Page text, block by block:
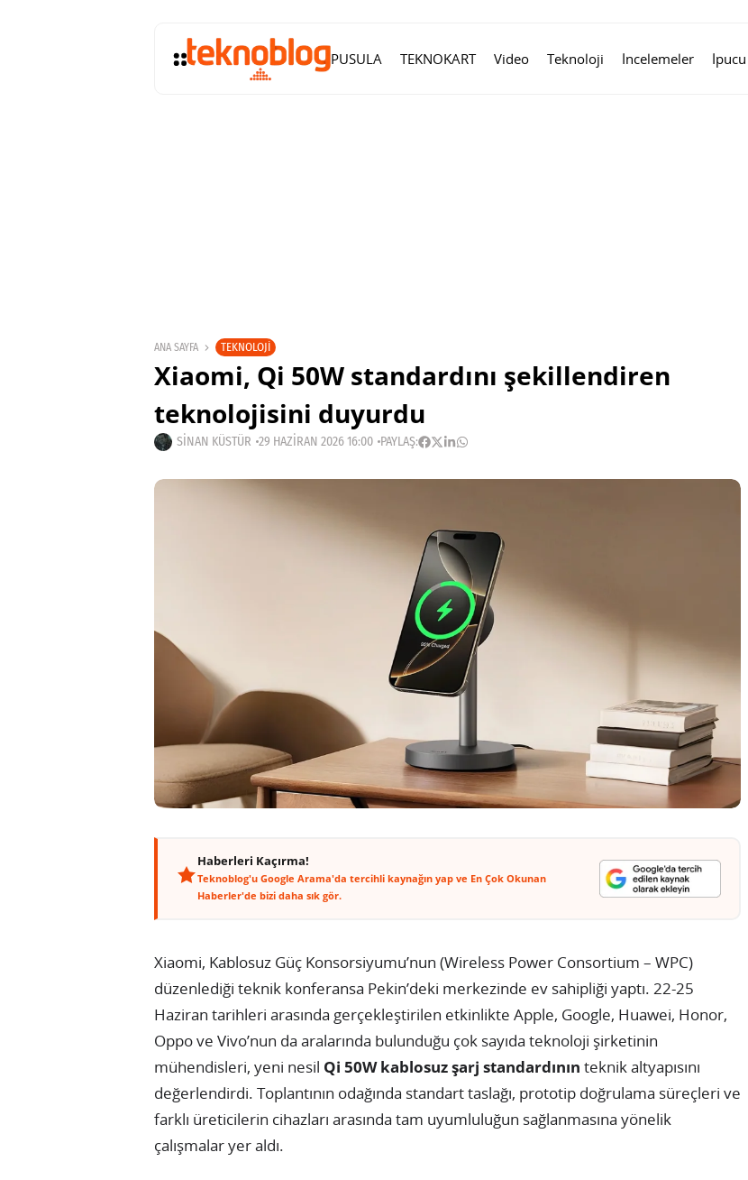
PUSULA TEKNOKART Video Teknoloji İncelemeler İpucu
ANA SAYFA TEKNOLOJI
Xiaomi, Qi 50W standardını şekillendiren
teknolojisini duyurdu
SINAN KÜSTÜR 29 HAZIRAN 2026 16:00 PAYLAŞ:
Haberleri Kaçırma!
Teknoblog'u Google Arama'da tercihli kaynağın yap ve En Çok Okunan
Haberler'de bizi daha sık gör.
Xiaomi, Kablosuz Güç Konsorsiyumu’nun (Wireless Power Consortium – WPC)
düzenlediği teknik konferansa Pekin’deki merkezinde ev sahipliği yaptı. 22-25
Haziran tarihleri arasında gerçekleştirilen etkinlikte Apple, Google, Huawei, Honor,
Oppo ve Vivo’nun da aralarında bulunduğu çok sayıda teknoloji şirketinin
mühendisleri, yeni nesil Qi 50W kablosuz şarj standardının teknik altyapısını
değerlendirdi. Toplantının odağında standart taslağı, prototip doğrulama süreçleri ve
farklı üreticilerin cihazları arasında tam uyumluluğun sağlanmasına yönelik
çalışmalar yer aldı.